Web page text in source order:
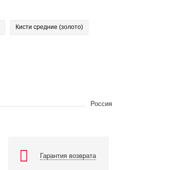
Кисти средние (золото)
Россия
Гарантия возврата